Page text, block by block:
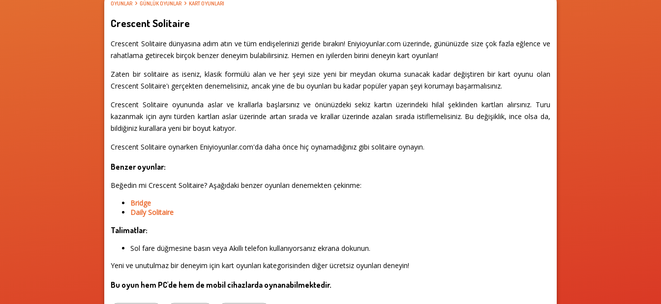
OYUNLAR GÜNLÜK OYUNLAR KART OYUNLARI
Crescent Solitaire
Crescent Solitaire dünyasına adım atın ve tüm endişelerinizi geride bırakın! Eniyioyunlar.com üzerinde, gününüzde size çok fazla eğlence ve
rahatlama getirecek birçok benzer deneyim bulabilirsiniz. Hemen en iyilerden birini deneyin kart oyunları!
Zaten bir solitaire as iseniz, klasik formülü alan ve her şeyi size yeni bir meydan okuma sunacak kadar değiştiren bir kart oyunu olan
Crescent Solitaire'ı gerçekten denemelisiniz, ancak yine de bu oyunları bu kadar popüler yapan şeyi korumayı başarmalısınız.
Crescent Solitaire oyununda aslar ve krallarla başlarsınız ve önünüzdeki sekiz kartın üzerindeki hilal şeklinden kartları alırsınız. Turu
kazanmak için aynı türden kartları aslar üzerinde artan sırada ve krallar üzerinde azalan sırada istiflemelisiniz. Bu değişiklik, ince olsa da,
bildiğiniz kurallara yeni bir boyut katıyor.
Crescent Solitaire oynarken Eniyioyunlar.com'da daha önce hiç oynamadığınız gibi solitaire oynayın.
Benzer oyunlar:
Beğedin mi Crescent Solitaire? Aşağıdaki benzer oyunları denemekten çekinme:
Bridge
Daily Solitaire
Talimatlar:
Sol fare düğmesine basın veya Akıllı telefon kullanıyorsanız ekrana dokunun.
Yeni ve unutulmaz bir deneyim için kart oyunları kategorisinden diğer ücretsiz oyunları deneyin!
Bu oyun hem PC'de hem de mobil cihazlarda oynanabilmektedir.